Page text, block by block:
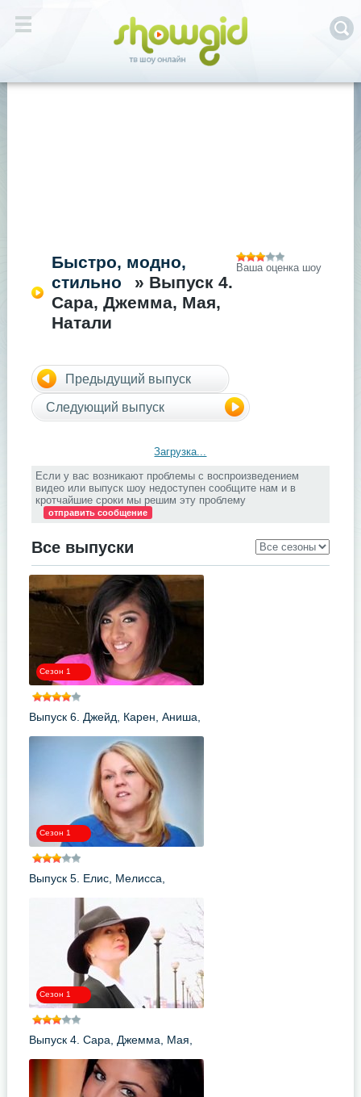
Быстро, модно,
стильно
» Выпуск 4.
Сара, Джемма, Мая,
Натали
Ваша оценка шоу
Предыдущий выпуск
Следующий выпуск
Загрузка...
Если у вас возникают проблемы с воспроизведением
видео или выпуск шоу недоступен сообщите нам и в
кротчайшие сроки мы решим эту проблему
отправить сообщение
Все выпуски
Сезон 1
Выпуск 6. Джейд, Карен, Аниша,
Сезон 1
Выпуск 5. Елис, Мелисса,
Сезон 1
Выпуск 4. Сара, Джемма, Мая,